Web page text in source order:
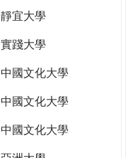
靜宜大學
實踐大學
中國文化大學
中國文化大學
中國文化大學